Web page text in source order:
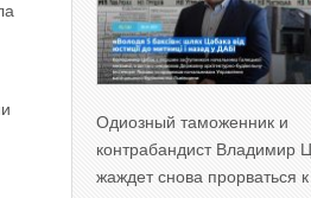
Одиозный таможенник и
контрабандист Владимир
жаждет снова прорваться к